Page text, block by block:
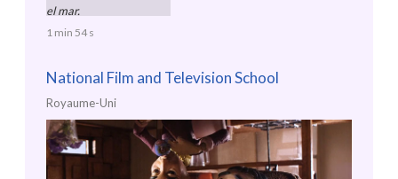
el mar.
1 min 54 s
National Film and Television School
Royaume-Uni